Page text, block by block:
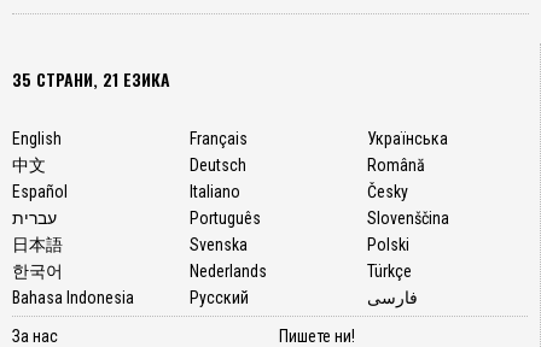
35 СТРАНИ, 21 ЕЗИКА
English
中文
Español
עברית
日本語
한국어
Bahasa Indonesia
Français
Deutsch
Italiano
Português
Svenska
Nederlands
Русский
Українська
Română
Česky
Slovenščina
Polski
Türkçe
فارسی
За нас
Пишете ни!